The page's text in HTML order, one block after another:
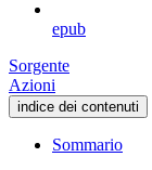
epub
Sorgente
Azioni
indice dei contenuti
Sommario